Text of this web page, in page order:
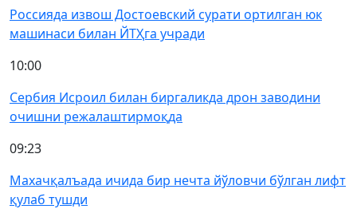
Россияда извош Достоевский сурати ортилган юк
машинаси билан ЙТҲга учради
10:00
Сербия Исроил билан биргаликда дрон заводини
очишни режалаштирмоқда
09:23
Махачқалъада ичида бир нечта йўловчи бўлган лифт
қулаб тушди